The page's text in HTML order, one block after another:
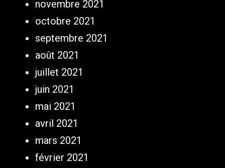
novembre 2021
octobre 2021
septembre 2021
août 2021
juillet 2021
juin 2021
mai 2021
avril 2021
mars 2021
février 2021